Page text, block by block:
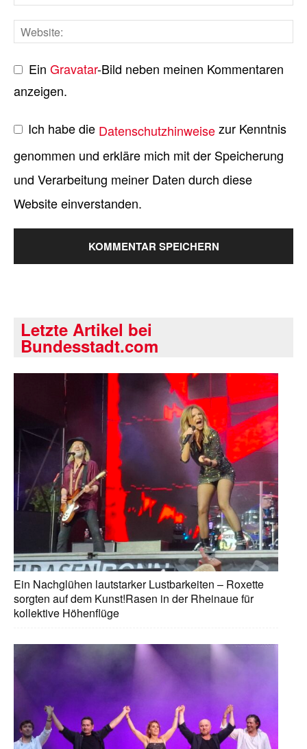
EinGravatar-Bild neben meinen Kommentaren
anzeigen.
Ich habe die Datenschutzhinweisezur Kenntnis
genommen und erkläre mich mit der Speicherung
und Verarbeitung meiner Daten durch diese
Website einverstanden.
Letzte Artikel bei
Bundesstadt.com
Ein Nachglühen lautstarker Lustbarkeiten – Roxette
sorgten auf dem Kunst!Rasen in der Rheinaue für
kollektive Höhenflüge